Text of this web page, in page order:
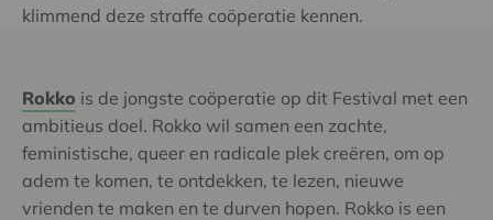
klimmend deze straffe coöperatie kennen.
Rokko is de jongste coöperatie op dit Festival met een
ambitieus doel. Rokko wil samen een zachte,
feministische, queer en radicale plek creëren, om op
adem te komen, te ontdekken, te lezen, nieuwe
vrienden te maken en te durven hopen. Rokko is een